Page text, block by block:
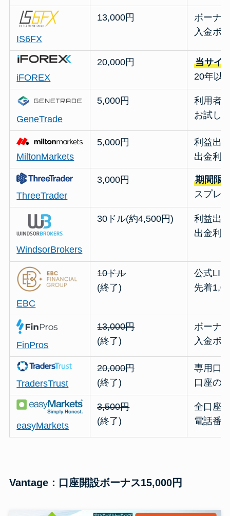
IS6FX
13,000円
ボーナ
入金ボ
iFOREX
20,000円
当サイ
20年以
GeneTrade
5,000円
利用者
お試し
MiltonMarkets
5,000円
利益出
出金利
ThreeTrader
3,000円
期間限
スプレ
WindsorBrokers
30ドル(約4,500円)
利益出
出金利
EBC
10ドル
(終了)
公式
先着
FinPros
13,000円
(終了)
ボーナ
入金ボ
TradersTrust
20,000円
(終了)
専用口
口座の
easyMarkets
3,500円
(終了)
全口座
電話番
Vantage：口座開設ボーナス15,000円